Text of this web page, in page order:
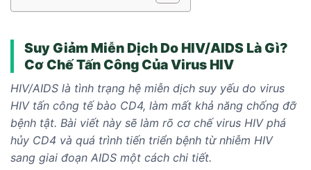
Suy Giảm Miễn Dịch Do HIV/AIDS Là Gì?
Cơ Chế Tấn Công Của Virus HIV
HIV/AIDS là tình trạng hệ miễn dịch suy yếu do virus
HIV tấn công tế bào CD4, làm mất khả năng chống đỡ
bệnh tật. Bài viết này sẽ làm rõ cơ chế virus HIV phá
hủy CD4 và quá trình tiến triển bệnh từ nhiễm HIV
sang giai đoạn AIDS một cách chi tiết.